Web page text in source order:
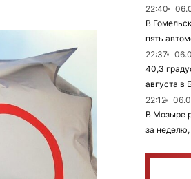
22:40
В
пять
22:37
40,3
августа в
22:12
В Мозыре
за